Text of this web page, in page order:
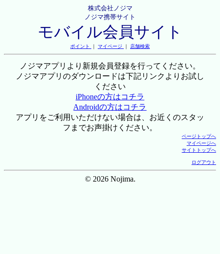
株式会社ノジマ
ノジマ携帯サイト
モバイル会員サイト
ポイント ｜ マイページ ｜ 店舗検索
ノジマアプリより新規会員登録を行ってください。
ノジマアプリのダウンロードは下記リンクよりお試し
ください
iPhoneの方はコチラ
Androidの方はコチラ
アプリをご利用いただけない場合は、お近くのスタッ
フまでお声掛けください。
ページトップへ
マイページへ
サイトトップへ
ログアウト
© 2026 Nojima.